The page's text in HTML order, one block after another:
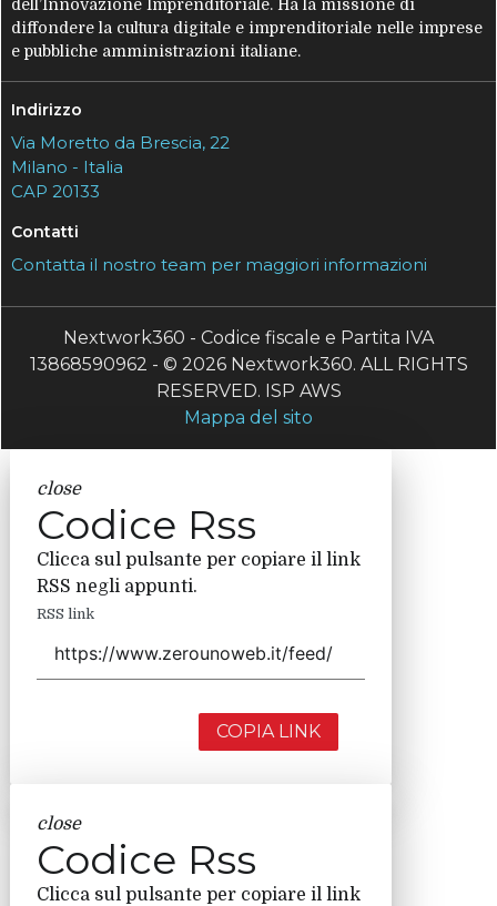
dell’Innovazione Imprenditoriale. Ha la missione di
diffondere la cultura digitale e imprenditoriale nelle imprese
e pubbliche amministrazioni italiane.
Indirizzo
Via Moretto da Brescia, 22
Milano - Italia
CAP 20133
Contatti
Contatta il nostro team per maggiori informazioni
Nextwork360 - Codice fiscale e Partita IVA
13868590962 - © 2026 Nextwork360. ALL RIGHTS
RESERVED. ISP AWS
Mappa del sito
close
Codice Rss
Clicca sul pulsante per copiare il link
RSS negli appunti.
RSS link
COPIA LINK
close
Codice Rss
Clicca sul pulsante per copiare il link